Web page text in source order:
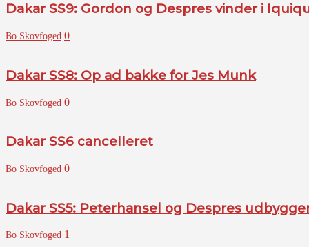
Dakar SS9: Gordon og Despres vinder i
Bo Skovfoged 0
Dakar SS8: Op ad bakke for Jes Munk
Bo Skovfoged 0
Dakar SS6 cancelleret
Bo Skovfoged 0
Dakar SS5: Peterhansel og Despres
Bo Skovfoged 1